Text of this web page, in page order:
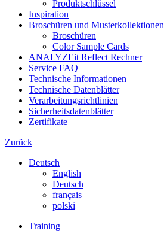
Produktschlüssel
Inspiration
Broschüren und Musterkollektionen
Broschüren
Color Sample Cards
ANALYZEit Reflect Rechner
Service FAQ
Technische Informationen
Technische Datenblätter
Verarbeitungsrichtlinien
Sicherheitsdatenblätter
Zertifikate
Zurück
Deutsch
English
Deutsch
français
polski
Training